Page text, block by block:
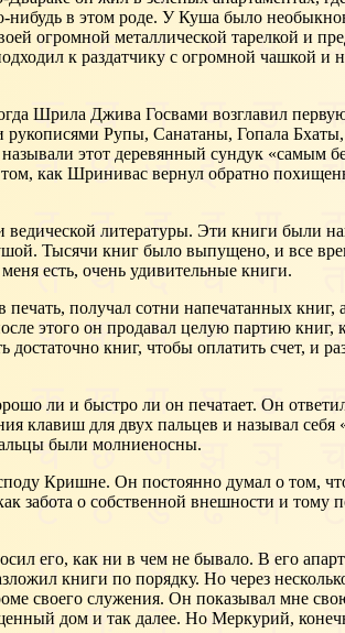
в этом роде. У Куша было
огромной металлической тарелкой и
к раздатчику с огромной чашкой
Шрила Джива Госвами возглавил
Рупы, Санатаны, Гопала
этот деревянный сундук
как Шринивас вернул обратно
литературы. Эти книги были
Тысячи книг было выпущено, и все
есть, очень удивительные книги.
получал сотни напечатанных книг,
этого он продавал целую партию книг,
книг, чтобы оплатить счет, и
ли и быстро ли он печатает. Он
клавиш для двух пальцев и называл
были молниеносны.
Кришне. Он постоянно думал о том,
забота о собственной внешности и тому
его, как ни в чем не бывало. В его
книги по порядку. Но через
своего служения. Он показывал мне
дом и так далее. Но Меркурий,